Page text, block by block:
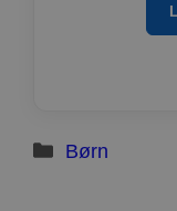
Kategorier
Børn